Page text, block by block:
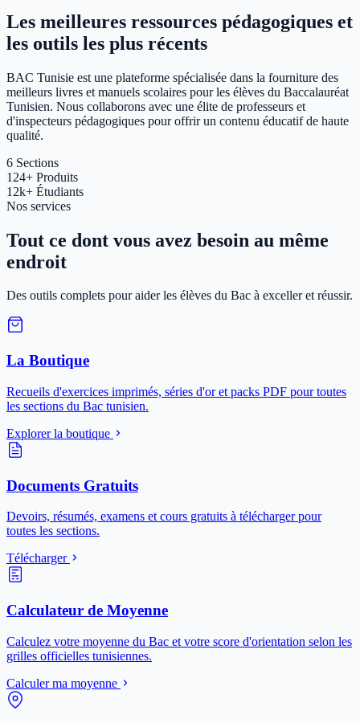
Les meilleures ressources pédagogiques et
les outils les plus récents
BAC Tunisie est une plateforme spécialisée dans la fourniture des
meilleurs livres et manuels scolaires pour les élèves du Baccalauréat
Tunisien. Nous collaborons avec une élite de professeurs et
d'inspecteurs pédagogiques pour offrir un contenu éducatif de haute
qualité.
6 Sections
124+ Produits
12k+ Étudiants
Nos services
Tout ce dont vous avez besoin au même
endroit
Des outils complets pour aider les élèves du Bac à exceller et réussir.
La Boutique
Recueils d'exercices imprimés, séries d'or et packs PDF pour toutes
les sections du Bac tunisien.
Explorer la boutique
Documents Gratuits
Devoirs, résumés, examens et cours gratuits à télécharger pour
toutes les sections.
Télécharger
Calculateur de Moyenne
Calculez votre moyenne du Bac et votre score d'orientation selon les
grilles officielles tunisiennes.
Calculer ma moyenne